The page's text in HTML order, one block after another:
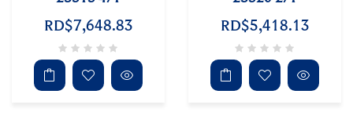
RD$7,648.83 RD$5,418.13